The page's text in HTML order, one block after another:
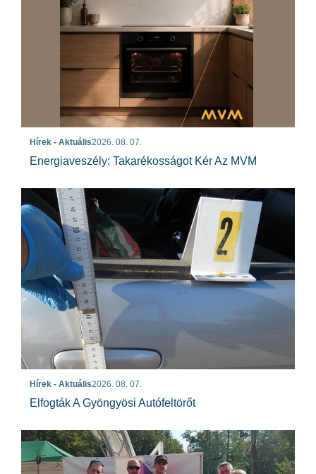
Hírek - Aktuális2026. 08. 07.
Energiaveszély: Takarékosságot Kér Az MVM
Hírek - Aktuális2026. 08. 07.
Elfogták A Gyöngyösi Autófeltörőt